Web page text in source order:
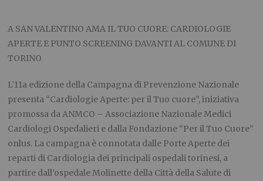
A SAN VALENTINO AMA IL TUO CUORE: CARDIOLOGIE
APERTE E PUNTO SCREENING DAVANTI AL COMUNE DI
TORINO
L’11a edizione della Campagna di Prevenzione Nazionale
presenta “Cardiologie Aperte: per il Tuo cuore”, iniziativa
promossa da ANMCO – Associazione Nazionale Medici
Cardiologi Ospedalieri e dalla Fondazione “Per il Tuo Cuore”
onlus. La campagna è connotata dalle Porte Aperte dei
reparti di Cardiologia dei principali ospedali torinesi, a
partire dall’ospedale Molinette della Città della Salute di